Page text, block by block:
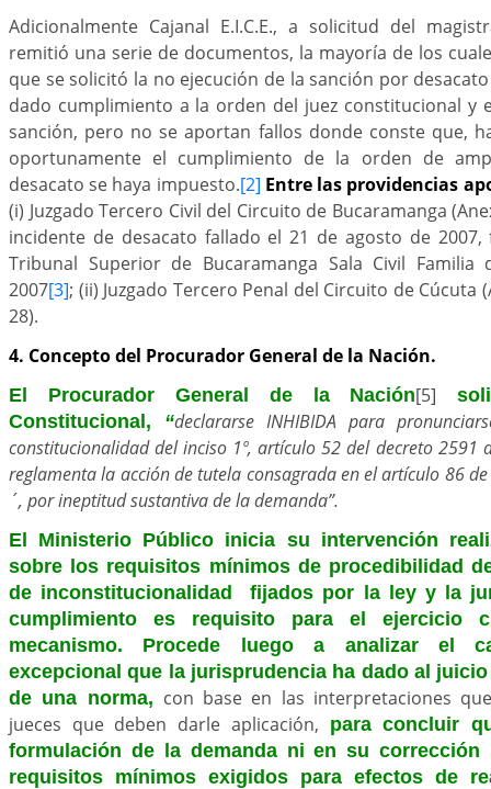
Adicionalmente Cajanal E.I.C.E., a solicitud del
remitió una serie de documentos, la mayoría de los
que se solicitó la no ejecución de la sanción por
dado cumplimiento a la orden del juez constitucional y
sanción, pero no se aportan fallos donde conste que,
oportunamente el cumplimiento de la orden de
desacato se haya impuesto.[2] Entre las providencias
(i) Juzgado Tercero Civil del Circuito de Bucaramanga
incidente de desacato fallado el 21 de agosto de
Tribunal Superior de Bucaramanga Sala Civil
2007[3]; (ii) Juzgado Tercero Penal del Circuito de Cúcuta
28).
4. Concepto del Procurador General de la Nación.
El Procurador General de la Nación[5]
Constitucional, “declararse INHIBIDA para
constitucionalidad del inciso 1º, artículo 52 del decreto 2591
reglamenta la acción de tutela consagrada en el artículo 86
´, por ineptitud sustantiva de la demanda”.
El Ministerio Público inicia su intervención
sobre los requisitos mínimos de procedibilidad
de inconstitucionalidad fijados por la ley y la
cumplimiento es requisito para el ejercicio
mecanismo. Procede luego a analizar el
excepcional que la jurisprudencia ha dado al
de una norma, con base en las interpretaciones
jueces que deben darle aplicación, para concluir
formulación de la demanda ni en su corrección
requisitos mínimos exigidos para efectos de